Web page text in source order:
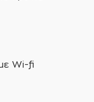
Wi-fi